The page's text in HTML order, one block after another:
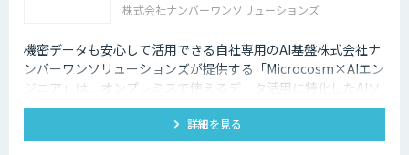
株式会社ナンバーワンソリューションズ
機密データも安心して活用できる自社専用のAI基盤株式会社ナ
ンバーワンソリューションズが提供する「Microcosm×AIエン
ジニア」は、オンプレミスで使えるデータ活用に特化したAIソ
リューションをAIエンジニアが貴社の課題に合わせてカスタマ
イズするサービスです。社内に眠るデータを「会社の資産」と
して生まれ変わらせることができます。
詳細を見る